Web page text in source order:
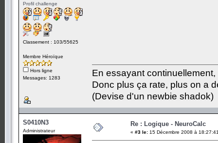
Profil challenge
Classement : 103/55625
Membre Héroïque
Hors ligne
Messages: 1283
En essayant
Donc plus ça rate, plus on a
(Devise d'un newbie shadok)
S0410N3
Administrateur
Re : Logique - NeuroCalc
« #3 le: 15 Décembre 2008 à